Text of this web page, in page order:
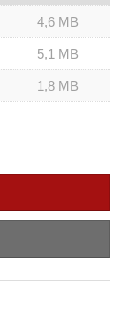
4,6 MB
5,1 MB
1,8 MB